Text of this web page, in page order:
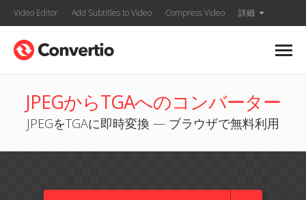
Video Editor Add Subtitles to Video Compress Video 詳細
JPEGからTGAへのコンバーター
JPEGをTGAに即時変換 — ブラウザで無料利用